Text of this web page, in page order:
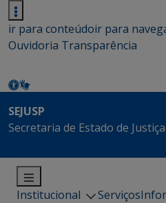
ir para conteúdoir para
Ouvidoria Transparência
SEJUSP
Secretaria de Estado de
Institucional Serviços